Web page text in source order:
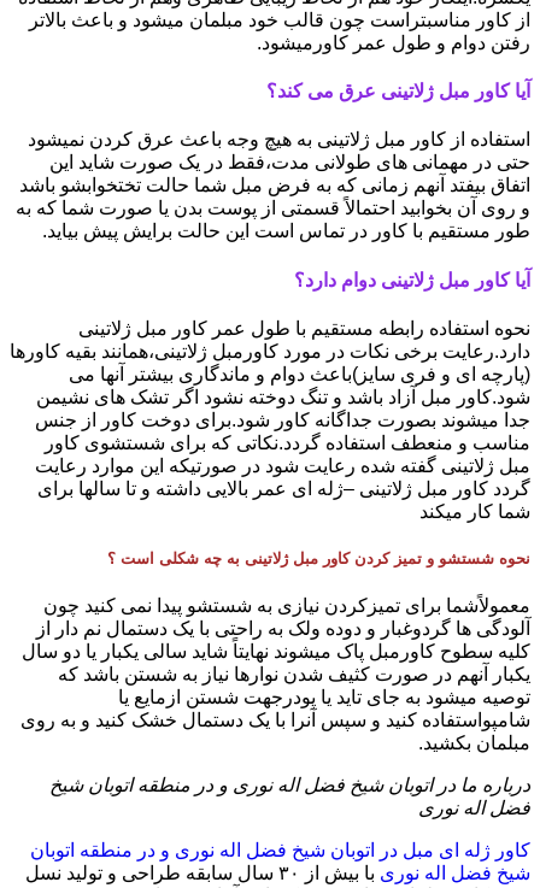
از کاور مناسبتراست چون قالب خود مبلمان میشود و باعث بالاتر
رفتن دوام و طول عمر کاورمیشود.
آیا کاور مبل ژلاتینی عرق می کند؟
استفاده از کاور مبل ژلاتینی به هیچ وجه باعث عرق کردن نمیشود
حتی در مهمانی های طولانی مدت،فقط در یک صورت شاید این
اتفاق بیفتد آنهم زمانی که به فرض مبل شما حالت تختخوابشو باشد
و روی آن بخوابید احتمالاً قسمتی از پوست بدن یا صورت شما که به
طور مستقیم با کاور در تماس است این حالت برایش پیش بیاید.
آیا کاور مبل ژلاتینی دوام دارد؟
نحوه استفاده رابطه مستقیم با طول عمر کاور مبل ژلاتینی
دارد.رعایت برخی نکات در مورد کاورمبل ژلاتینی،همانند بقیه کاورها
(پارچه ای و فری سایز)باعث دوام و ماندگاری بیشتر آنها می
شود.کاور مبل آزاد باشد و تنگ دوخته نشود اگر تشک های نشیمن
جدا میشوند بصورت جداگانه کاور شود.برای دوخت کاور از جنس
مناسب و منعطف استفاده گردد.نکاتی که برای شستشوی کاور
مبل ژلاتینی گفته شده رعایت شود در صورتیکه این موارد رعایت
گردد کاور مبل ژلاتینی –ژله ای عمر بالایی داشته و تا سالها برای
شما کار میکند
نحوه شستشو و تمیز کردن کاور مبل ژلاتینی به چه شکلی است ؟
معمولاًشما برای تمیزکردن نیازی به شستشو پیدا نمی کنید چون
آلودگی ها گردوغبار و دوده ولک به راحتی با یک دستمال نم دار از
کلیه سطوح کاورمبل پاک میشوند نهایتاً شاید سالی یکبار یا دو سال
یکبار آنهم در صورت کثیف شدن نوارها نیاز به شستن باشد که
توصیه میشود به جای تاید یا پودرجهت شستن ازمایع یا
شامپواستفاده کنید و سپس آنرا با یک دستمال خشک کنید و به روی
مبلمان بکشید.
درباره ما در اتوبان شیخ فضل اله نوری و در منطقه اتوبان شیخ
فضل اله نوری
کاور ژله ای مبل در اتوبان شیخ فضل اله نوری و در منطقه اتوبان
شیخ فضل اله نوری
با بیش از ٣٠ سال سابقه طراحی و تولید نسل